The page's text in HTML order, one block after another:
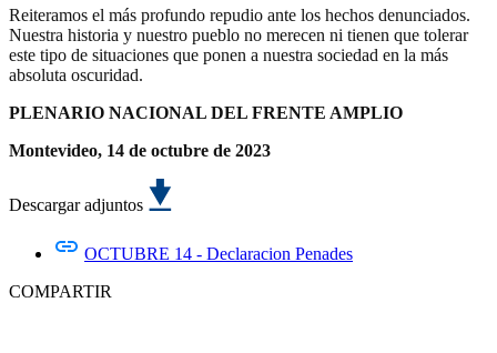
Reiteramos el más profundo repudio ante los hechos denunciados.
Nuestra historia y nuestro pueblo no merecen ni tienen que tolerar
este tipo de situaciones que ponen a nuestra sociedad en la más
absoluta oscuridad.
PLENARIO NACIONAL DEL FRENTE AMPLIO
Montevideo, 14 de octubre de 2023
Descargar adjuntos
OCTUBRE 14 - Declaracion Penades
COMPARTIR